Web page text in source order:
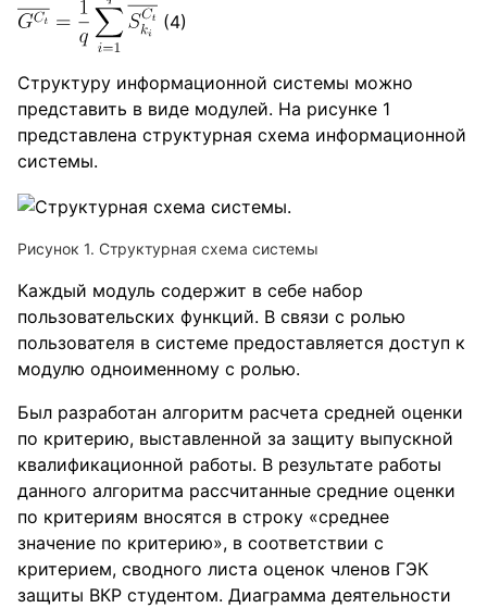
(4)
Структуру информационной системы можно
представить в виде модулей. На рисунке 1
представлена структурная схема информационной
системы.
Рисунок 1. Структурная схема системы
Каждый модуль содержит в себе набор
пользовательских функций. В связи с ролью
пользователя в системе предоставляется доступ к
модулю одноименному с ролью.
Был разработан алгоритм расчета средней оценки
по критерию, выставленной за защиту выпускной
квалификационной работы. В результате работы
данного алгоритма рассчитанные средние оценки
по критериям вносятся в строку «среднее
значение по критерию», в соответствии с
критерием, сводного листа оценок членов ГЭК
защиты ВКР студентом. Диаграмма деятельности